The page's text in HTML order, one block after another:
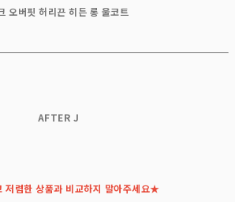
오버핏 허리끈 히든 롱 울코트
AFTER J
저렴한 상품과 비교하지 말아주세요★